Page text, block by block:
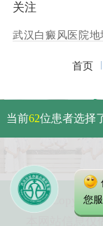
关注
武汉白癜风医院
首页
本网站信息
当前62位患者选择
您服